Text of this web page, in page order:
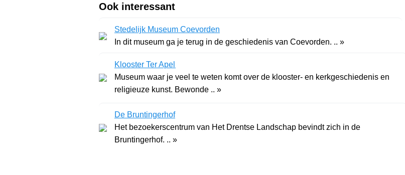
Ook interessant
Stedelijk Museum Coevorden
In dit museum ga je terug in de geschiedenis van Coevorden. .. »
Klooster Ter Apel
Museum waar je veel te weten komt over de klooster- en kerkgeschiedenis en
religieuze kunst. Bewonde .. »
De Bruntingerhof
Het bezoekerscentrum van Het Drentse Landschap bevindt zich in de
Bruntingerhof. .. »